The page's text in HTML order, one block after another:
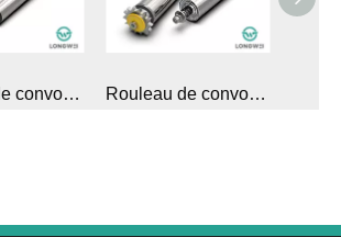
Rouleau de convoyeur à accumulation réglable entraîné par chaîne à pignon en acier à une rangée